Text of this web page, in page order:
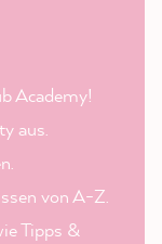
Academy!
aus.
von A-Z.
Tipps &